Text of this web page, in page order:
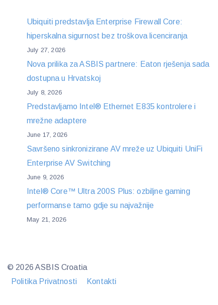
Ubiquiti predstavlja Enterprise Firewall Core:
hiperskalna sigurnost bez troškova licenciranja
July 27, 2026
Nova prilika za ASBIS partnere: Eaton rješenja sada
dostupna u Hrvatskoj
July 8, 2026
Predstavljamo Intel® Ethernet E835 kontrolere i
mrežne adaptere
June 17, 2026
Savršeno sinkronizirane AV mreže uz Ubiquiti UniFi
Enterprise AV Switching
June 9, 2026
Intel® Core™ Ultra 200S Plus: ozbiljne gaming
performanse tamo gdje su najvažnije
May 21, 2026
© 2026 ASBIS Croatia
Politika Privatnosti
Kontakti